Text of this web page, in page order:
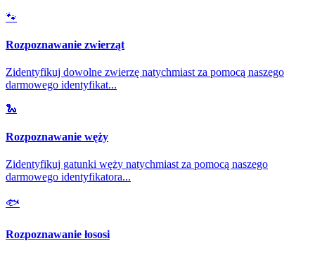
🐾
Rozpoznawanie zwierząt
Zidentyfikuj dowolne zwierzę natychmiast za pomocą naszego
darmowego identyfikat...
🐍
Rozpoznawanie węży
Zidentyfikuj gatunki węży natychmiast za pomocą naszego
darmowego identyfikatora...
🐟
Rozpoznawanie łososi